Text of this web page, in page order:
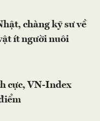
chàng kỹ sư về
ít người nuôi
cực, VN-Index